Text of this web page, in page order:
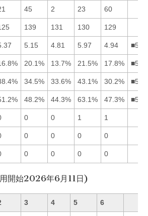
45 2 23 60
139 131 130 129
5.15 4.81 5.97 4.94
20.1% 13.7% 21.5% 17.8%
34.5% 33.6% 43.1% 30.2%
48.2% 44.3% 63.1% 47.3%
0 0 1 1
0 0 0 0
0 0 0 0
開始2026年6月11日)
3 4 5 6